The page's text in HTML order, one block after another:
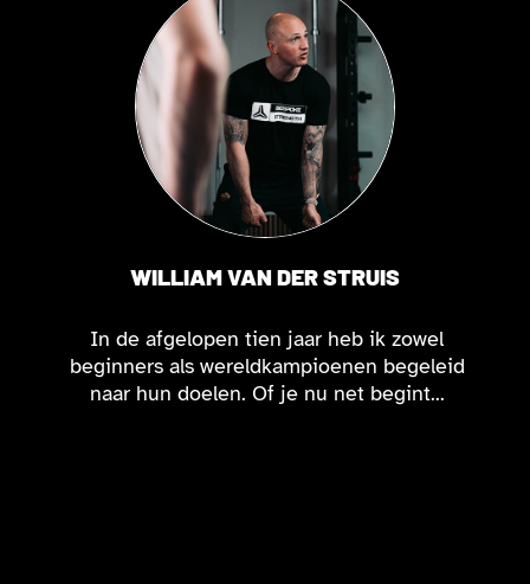
WILLIAM VAN DER STRUIS
In de afgelopen tien jaar heb ik zowel
beginners als wereldkampioenen begeleid
naar hun doelen. Of je nu net begint...